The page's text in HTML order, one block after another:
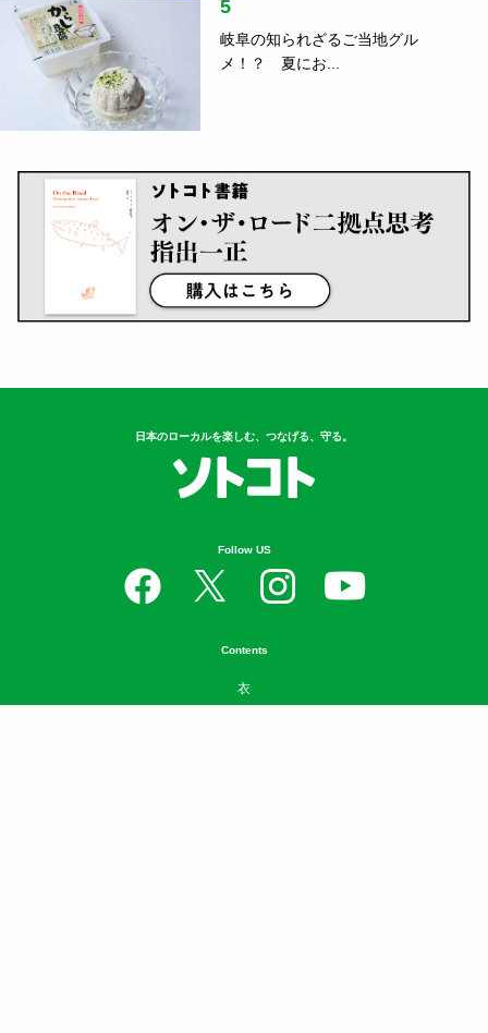
5
岐阜の知られざるご当地グル
メ！？ 夏にお...
日本のローカルを楽しむ、つなげる、守る。
Follow US
Contents
衣